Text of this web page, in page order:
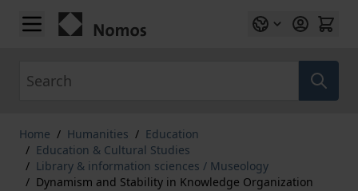
Skip to Content
Home / Humanities / Education
/ Education & Cultural Studies
/ Library & information sciences / Museology
/ Dynamism and Stability in Knowledge Organization